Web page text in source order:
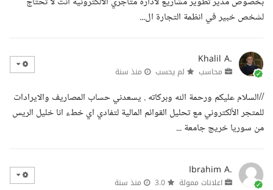
لشخص خبير في انظمة التجارة ال...
Khalil A.
محاسب لم يحسب منذ سنة
//السلام عليكم ورحمة الله وبركاته . يسعدني حساب المصاريف والايرادات
للمتجر الألكتروني مع تحليل القوائم المالية لتفادي اي خطء انا خليل الريس
من سوريا خريج جامعة ...
Ibrahim A.
اعلانات ممولة منذ سنة